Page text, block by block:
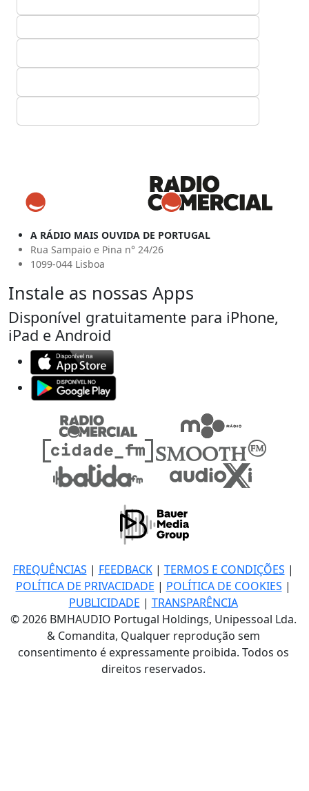
A RÁDIO MAIS OUVIDA DE PORTUGAL
Rua Sampaio e Pina n° 24/26
1099-044 Lisboa
Instale as nossas Apps
Disponível gratuitamente para iPhone,
iPad e Android
FREQUÊNCIAS | FEEDBACK| TERMOS E CONDIÇÕES |
POLÍTICA DE PRIVACIDADE | POLÍTICA DE COOKIES |
PUBLICIDADE | TRANSPARÊNCIA
© 2026 BMHAUDIO Portugal Holdings, Unipessoal Lda.
& Comandita, Qualquer reprodução sem
consentimento é expressamente proibida. Todos os
direitos reservados.